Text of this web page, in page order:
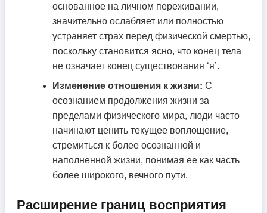
основанное на личном переживании,
значительно ослабляет или полностью
устраняет страх перед физической смертью,
поскольку становится ясно, что конец тела
не означает конец существования ‘я’.
Изменение отношения к жизни: С
осознанием продолжения жизни за
пределами физического мира, люди часто
начинают ценить текущее воплощение,
стремиться к более осознанной и
наполненной жизни, понимая ее как часть
более широкого, вечного пути.
Расширение границ восприятия